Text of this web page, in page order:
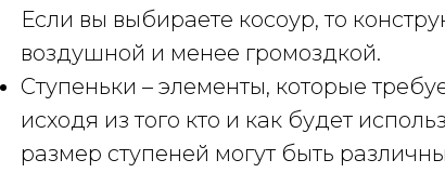
Если вы выбираете косоур, то
воздушной и менее громоздкой.
Ступеньки – элементы, которые
исходя из того кто и как будет
размер ступеней могут быть